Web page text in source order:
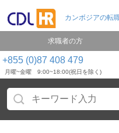
+855 (0)87 408 479
月曜~金曜 9:00~18:00(祝日を除く)
求職者の方